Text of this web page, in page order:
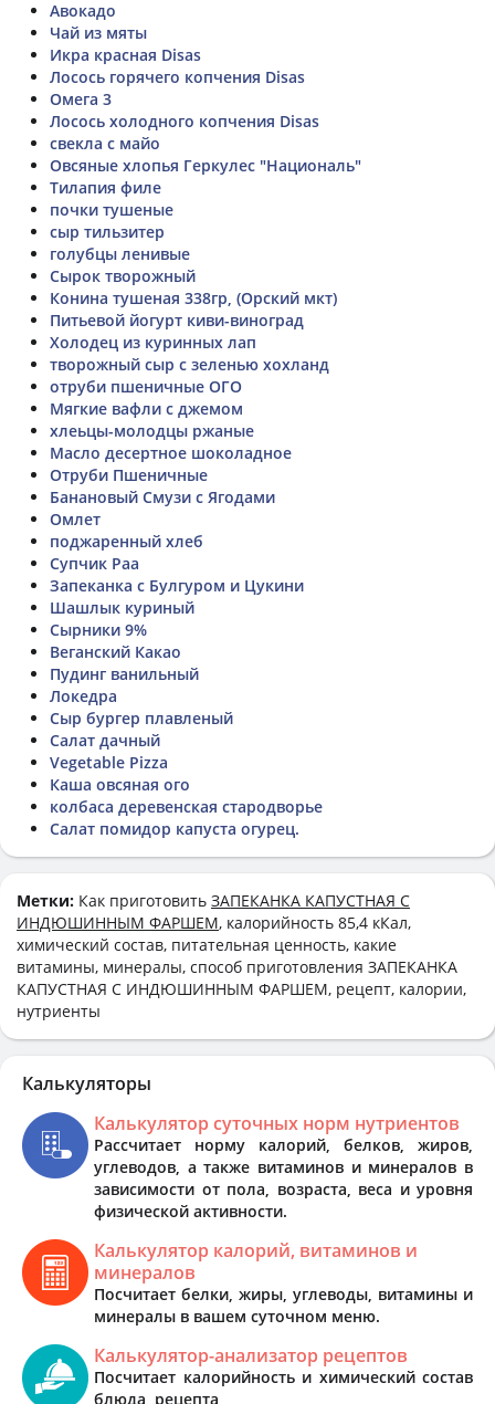
Авокадо
Чай из мяты
Икра красная Disas
Лосось горячего копчения Disas
Омега 3
Лосось холодного копчения Disas
свекла с майо
Овсяные хлопья Геркулес "Националь"
Тилапия филе
почки тушеные
сыр тильзитер
голубцы ленивые
Сырок творожный
Конина тушеная 338гр, (Орский мкт)
Питьевой йогурт киви-виноград
Холодец из куринных лап
творожный сыр с зеленью хохланд
отруби пшеничные ОГО
Мягкие вафли с джемом
хлеьцы-молодцы ржаные
Масло десертное шоколадное
Отруби Пшеничные
Банановый Смузи с Ягодами
Омлет
поджаренный хлеб
Супчик Раа
Запеканка с Булгуром и Цукини
Шашлык куриный
Сырники 9%
Веганский Какао
Пудинг ванильный
Локедра
Сыр бургер плавленый
Салат дачный
Vegetable Pizza
Каша овсяная ого
колбаса деревенская стародворье
Салат помидор капуста огурец.
Метки: Как приготовить ЗАПЕКАНКА КАПУСТНАЯ С
ИНДЮШИННЫМ ФАРШЕМ, калорийность 85,4 кКал,
химический состав, питательная ценность, какие
витамины, минералы, способ приготовления ЗАПЕКАНКА
КАПУСТНАЯ С ИНДЮШИННЫМ ФАРШЕМ, рецепт, калории,
нутриенты
Калькуляторы
Калькулятор суточных норм нутриентов
Рассчитает норму калорий, белков, жиров,
углеводов, а также витаминов и минералов в
зависимости от пола, возраста, веса и уровня
физической активности.
Калькулятор калорий, витаминов и
минералов
Посчитает белки, жиры, углеводы, витамины и
минералы в вашем суточном меню.
Калькулятор-анализатор рецептов
Посчитает калорийность и химический состав
блюда, рецепта